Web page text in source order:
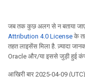
जब तक कुछ अलग से न बताया
Attribution 4.0 License के
तहत लाइसेंस मिला है. ज़्यादा
Oracle और/या इससे जुड़ी हुई
आखिरी बार 2025-04-09